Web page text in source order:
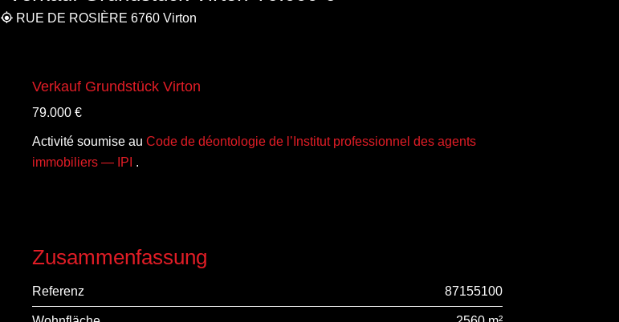
RUE DE ROSIÈRE 6760 Virton
Verkauf Grundstück Virton
79.000 €
Activité soumise au Code de déontologie de l’Institut professionnel des agents
immobiliers — IPI .
Zusammenfassung
Referenz 87155100